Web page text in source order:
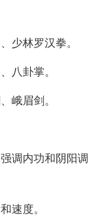
少林罗汉拳。
八卦掌。
峨眉剑。
调内功和阴阳调
速度。